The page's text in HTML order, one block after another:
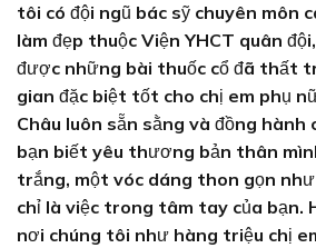
tôi có đội ngũ bác sỹ chuyên môn
làm đẹp thuộc Viện YHCT quân
được những bài thuốc cổ đã thất
gian đặc biệt tốt cho chị em phụ
Châu luôn sẵn sằng và đồng hành
bạn biết yêu thương bản thân
trắng, một vóc dáng thon gọn
chỉ là việc trong tâm tay của bạn.
nơi chúng tôi như hàng triệu chị